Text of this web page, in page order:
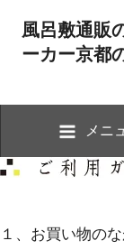
風呂敷通販
ーカー京都
メニ
１、お買い物の